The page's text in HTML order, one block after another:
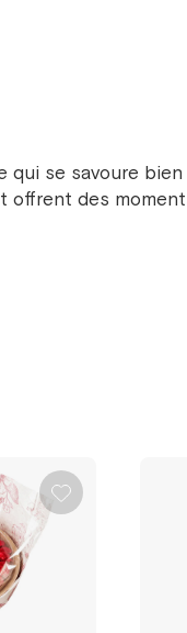
se savoure bien
offrent des